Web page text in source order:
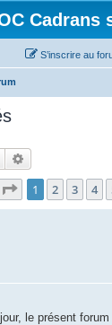
Cadrans
S’inscrire au
Rechercher
Page 1sur17
1 2 3 4
le présent forum